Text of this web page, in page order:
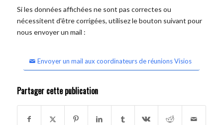
Si les données affichées ne sont pas correctes ou
nécessitent d'être corrigées, utilisez le bouton suivant pour
nous envoyer un mail :
Envoyer un mail aux coordinateurs de réunions Visios
Partager cette publication